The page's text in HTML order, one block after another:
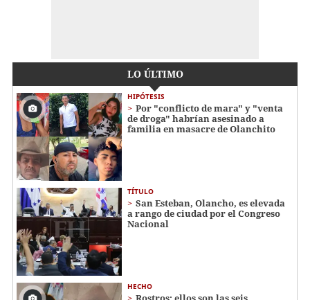
LO ÚLTIMO
HIPÓTESIS
Por "conflicto de mara" y "venta
de droga" habrían asesinado a
familia en masacre de Olanchito
TÍTULO
San Esteban, Olancho, es elevada
a rango de ciudad por el Congreso
Nacional
HECHO